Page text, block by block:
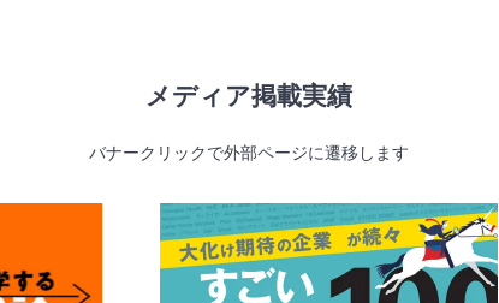
メディア掲載実績
バナークリックで外部ページに遷移します